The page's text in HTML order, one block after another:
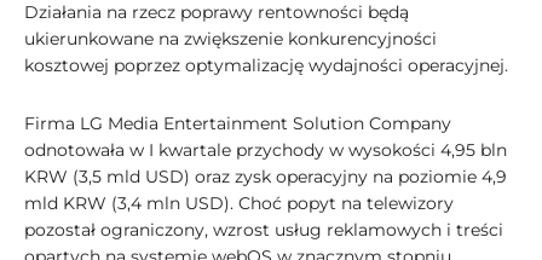
Działania na rzecz poprawy rentowności będą
ukierunkowane na zwiększenie konkurencyjności
kosztowej poprzez optymalizację wydajności operacyjnej.
Firma LG Media Entertainment Solution Company
odnotowała w I kwartale przychody w wysokości 4,95 bln
KRW (3,5 mld USD) oraz zysk operacyjny na poziomie 4,9
mld KRW (3,4 mln USD). Choć popyt na telewizory
pozostał ograniczony, wzrost usług reklamowych i treści